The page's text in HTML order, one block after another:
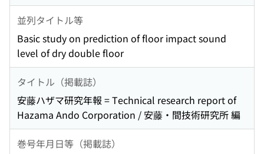
並列タイトル等
Basic study on prediction of floor impact sound
level of dry double floor
タイトル（掲載誌）
安藤ハザマ研究年報 = Technical research report of
Hazama Ando Corporation / 安藤・間技術研究所 編
巻号年月日等（掲載誌）